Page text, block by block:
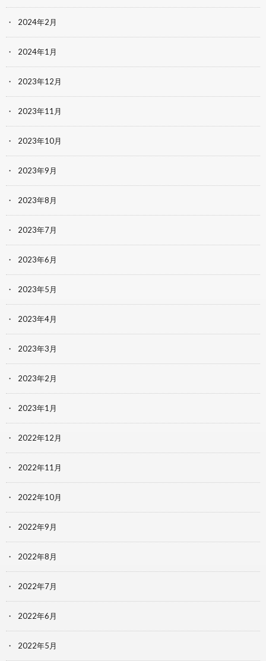
2024年2月
2024年1月
2023年12月
2023年11月
2023年10月
2023年9月
2023年8月
2023年7月
2023年6月
2023年5月
2023年4月
2023年3月
2023年2月
2023年1月
2022年12月
2022年11月
2022年10月
2022年9月
2022年8月
2022年7月
2022年6月
2022年5月